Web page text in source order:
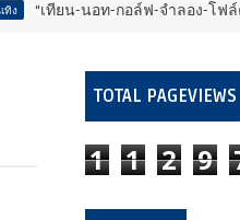
ยน-นอท-กอล์ฟ-จำลอง-โฟล์ค” ร้อง
TOTAL PAGEVIEWS
1 1 2 9